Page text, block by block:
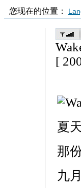
您现在的位置：
[
夏
那
九